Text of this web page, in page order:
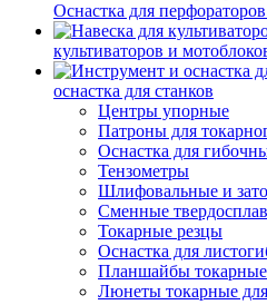
Оснастка для
культиваторов и
оснастка для станков
Центры упорные
Патроны для
Оснастка для
Тензометры
Шлифовальные и
Сменные
Токарные резцы
Оснастка для
Планшайбы
Люнеты токарные для